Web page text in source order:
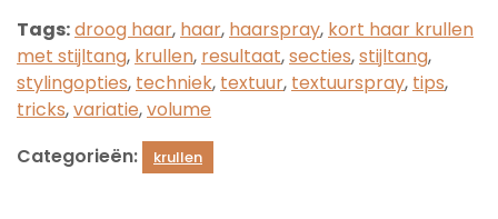
Tags:droog haar, haar, haarspray, kort haar krullen
met stijltang, krullen, resultaat,secties,stijltang,
stylingopties, techniek, textuur, textuurspray, tips,
tricks,variatie,volume
Categorieën:
krullen